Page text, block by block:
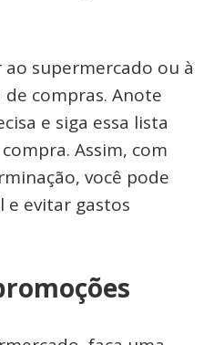
ao supermercado ou à
compras. Anote
e siga essa lista
Assim, com
você pode
e evitar gastos